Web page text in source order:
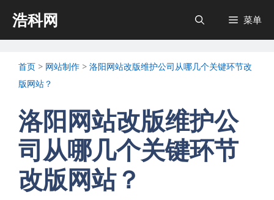
浩科网 菜单
首页 > 网站制作 > 洛阳网站改版维护公司从哪几个关键环节改
版网站？
洛阳网站改版维护公
司从哪几个关键环节
改版网站？